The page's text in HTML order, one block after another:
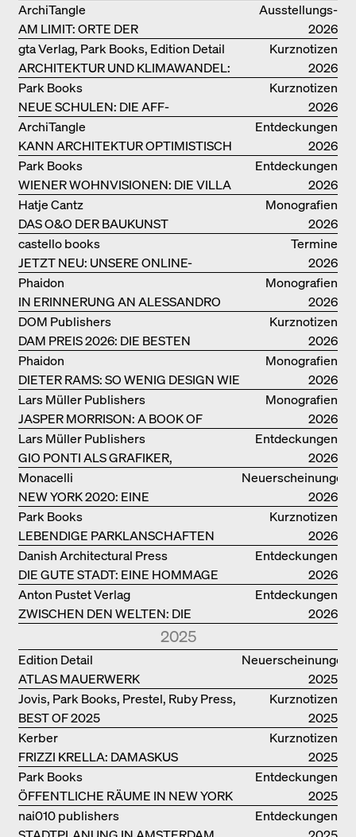
Ausstellungs­
kataloge
AM LIMIT: ORTE DER
LEBENSMITTELPRODUKTION
ArchiTangle
2026
Kurznotizen
ARCHITEKTUR UND KLIMAWANDEL:
WEITERE BUCHEMPFEHLUNGEN
gta Verlag, Park Books, Edition Detail
2026
Kurznotizen
NEUE SCHULEN: DIE AFF-
MONOGRAFIE
Park Books
2026
Entdeckungen
KANN ARCHITEKTUR OPTIMISTISCH
SEIN?
ArchiTangle
2026
Entdeckungen
WIENER WOHNVISIONEN: DIE VILLA
REZEK
Park Books
2026
Monografien
DAS O&O DER BAUKUNST
Hatje Cantz
2026
Termine
JETZT NEU: UNSERE ONLINE-
BUCHHANDLUNG
castello books
2026
Monografien
IN ERINNERUNG AN ALESSANDRO
MENDINI
Phaidon
2026
Kurznotizen
DAM PREIS 2026: DIE BESTEN
BAUTEN IN/AUS DEUTSCHLAND
DOM Publishers
2026
Monografien
DIETER RAMS: SO WENIG DESIGN WIE
MÖGLICH
Phaidon
2026
Monografien
JASPER MORRISON: A BOOK OF
THINGS
Lars Müller Publishers
2026
Entdeckungen
GIO PONTI ALS GRAFIKER,
ARCHITEKT, DESIGNER….
Lars Müller Publishers
2026
Neuerscheinungen
NEW YORK 2020: EINE
ENZYKLOPÄDIE DER ARCHITEKTUR
Monacelli
2026
Kurznotizen
LEBENDIGE PARKLANSCHAFTEN
Park Books
2026
Entdeckungen
DIE GUTE STADT: EINE HOMMAGE
DES MENSCHENFREUNDS JAN GEHL
Danish Architectural Press
2026
Entdeckungen
ZWISCHEN DEN WELTEN: DIE
POWER-ARCHITEKTIN ELIZABETH
SCHEU CLOSE
Anton Pustet Verlag
2026
2025
Neuerscheinungen
ATLAS MAUERWERK
Edition Detail
2025
Kurznotizen
BEST OF 2025
Jovis, Park Books, Prestel, Ruby Press,
Scheidegger Spiess, Steidl, Thames &
Hudson, Walther König
2025
Kurznotizen
FRIZZI KRELLA: DAMASKUS
Kerber
2025
Entdeckungen
ÖFFENTLICHE RÄUME IN NEW YORK
Park Books
2025
Entdeckungen
nai010 publishers